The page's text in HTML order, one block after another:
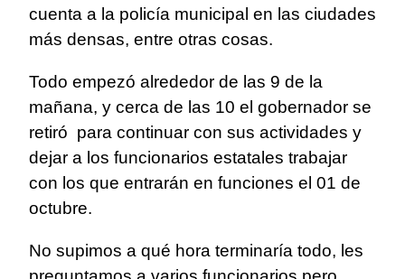
cuenta a la policía municipal en las ciudades
más densas, entre otras cosas.
Todo empezó alrededor de las 9 de la
mañana, y cerca de las 10 el gobernador se
retiró para continuar con sus actividades y
dejar a los funcionarios estatales trabajar
con los que entrarán en funciones el 01 de
octubre.
No supimos a qué hora terminaría todo, les